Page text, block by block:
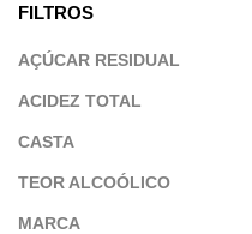
FILTROS
AÇÚCAR RESIDUAL
ACIDEZ TOTAL
CASTA
TEOR ALCOÓLICO
MARCA